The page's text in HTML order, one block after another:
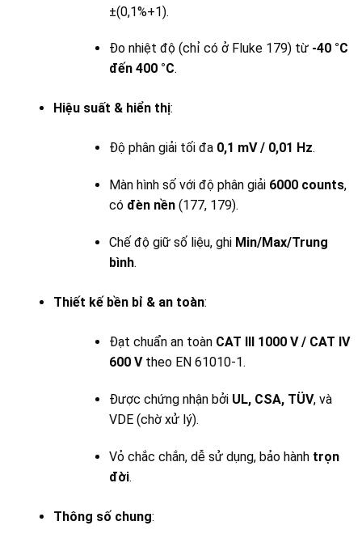
±(0,1%+1).
Đo nhiệt độ (chỉ có ở Fluke 179) từ -40 °C
đến 400 °C.
Hiệu suất & hiển thị:
Độ phân giải tối đa 0,1 mV / 0,01 Hz.
Màn hình số với độ phân giải 6000 counts,
có đèn nền(177, 179).
Chế độ giữ số liệu, ghi Min/Max/Trung
bình.
Thiết kế bền bỉ & an toàn:
Đạt chuẩn an toàn CAT III 1000 V / CAT IV
600 Vtheo EN 61010-1.
Được chứng nhận bởi UL, CSA, TÜV, và
VDE (chờ xử lý).
Vỏ chắc chắn, dễ sử dụng, bảo hành trọn
đời.
Thông số chung: